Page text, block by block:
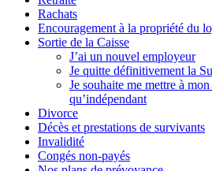
Rachats
Encouragement à la propriété du
Sortie de la Caisse
J’ai un nouvel employeur
Je quitte définitivement la
Je souhaite me mettre à
qu’indépendant
Divorce
Décès et prestations de survivants
Invalidité
Congés non-payés